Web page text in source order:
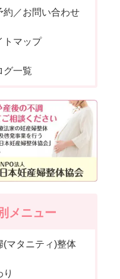
約／お問い合わせ
トマップ
グ一覧
メニュー
(マタニティ)整体
り